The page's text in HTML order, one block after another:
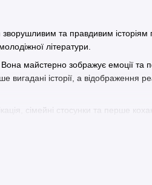
та правдивим історіям
літератури.
майстерно зображує емоції та
вигадані історії, а відображення
сімейні стосунки та перше